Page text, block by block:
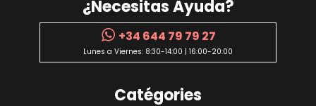
¿Necesitas Ayuda?
+34 644 79 79 27
Lunes a Viernes: 8:30-14:00 | 16:00-20:00
Catégories